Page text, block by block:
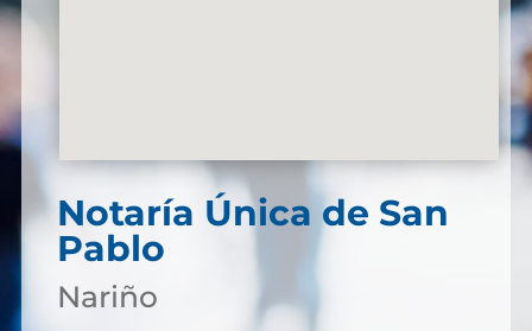
Notaría Única de San
Pablo
Nariño